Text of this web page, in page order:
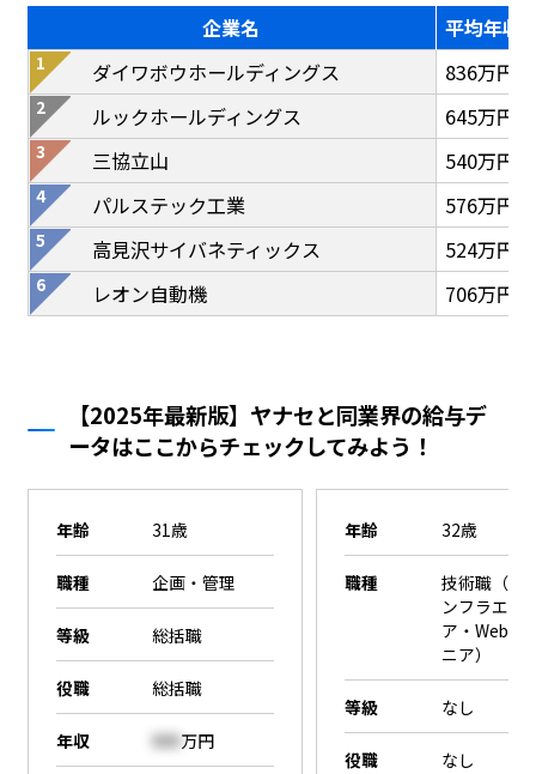
企業名
平均年収
ダイワボウホールディングス
836万円
ルックホールディングス
645万円
三協立山
540万円
パルステック工業
576万円
高見沢サイバネティックス
524万円
レオン自動機
706万円
【2025年最新版】ヤナセと同業界の給与デ
ータはここからチェックしてみよう！
年齢 31歳
職種 企画・管理
等級 総括職
役職 総括職
年収 000万円
年齢 32歳
職種
技術職（SE
ンフラエン
ア・Webエ
ニア）
等級 なし
役職 なし